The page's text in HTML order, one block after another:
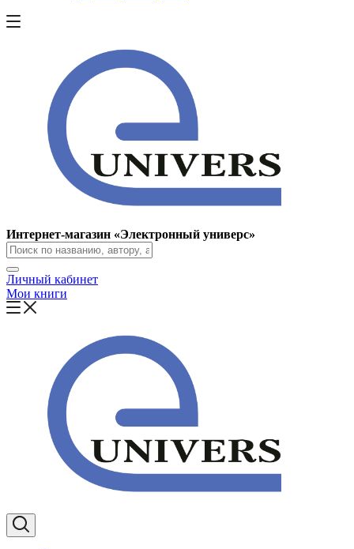
Интернет-магазин «Электронный универс»
Личный кабинет
Мои книги